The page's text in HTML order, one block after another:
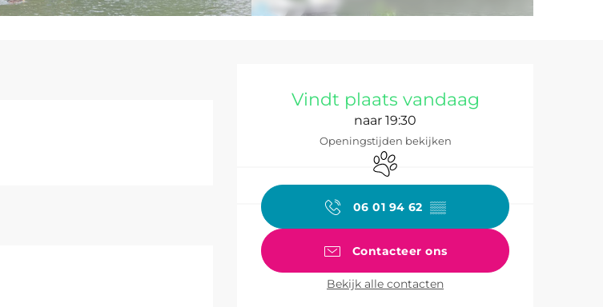
Openingstijden
Vindt plaats vandaag
naar 19:30
Openingstijden bekijken
Dieren toegelaten
06 01 94 62 ▒▒
Contacteer ons
Bekijk alle contacten